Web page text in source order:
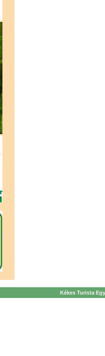
Kékes Turista